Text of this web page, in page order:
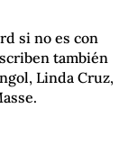
si no es con
también
Linda Cruz,